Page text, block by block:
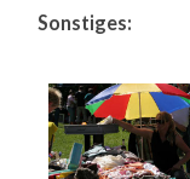
Sonstiges: